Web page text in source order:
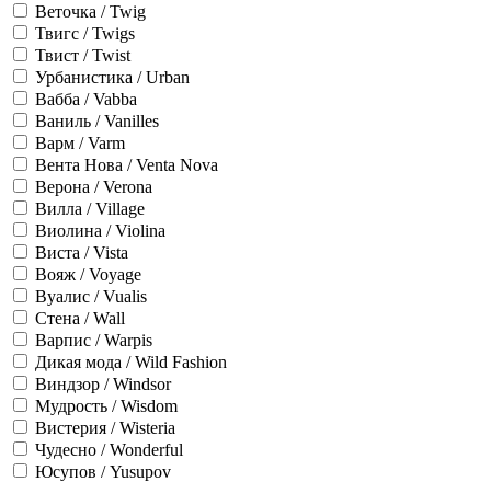
Веточка / Twig
Твигс / Twigs
Твист / Twist
Урбанистика / Urban
Вабба / Vabba
Ваниль / Vanilles
Варм / Varm
Вента Нова / Venta Nova
Верона / Verona
Вилла / Village
Виолина / Violina
Виста / Vista
Вояж / Voyage
Вуалис / Vualis
Стена / Wall
Варпис / Warpis
Дикая мода / Wild Fashion
Виндзор / Windsor
Мудрость / Wisdom
Вистерия / Wisteria
Чудесно / Wonderful
Юсупов / Yusupov